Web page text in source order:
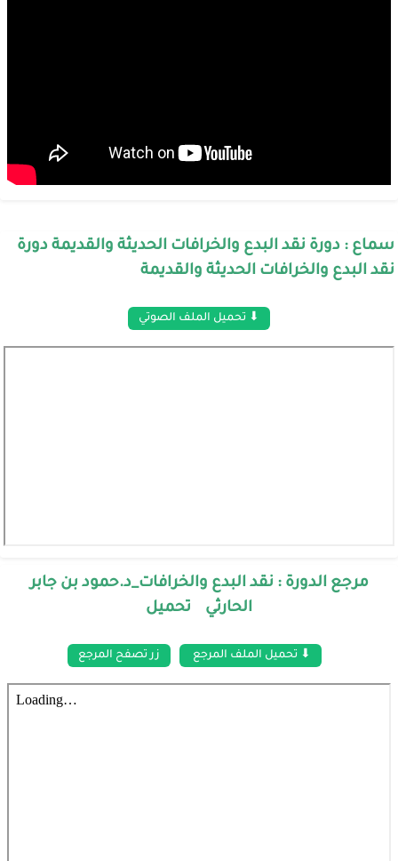
سماع : دورة نقد البدع والخرافات الحديثة والقديمة دورة
نقد البدع والخرافات الحديثة والقديمة
⬇ تحميل الملف الصوتي
مرجع الدورة : نقد البدع والخرافات_د.حمود بن جابر
الحارثي تحميل
⬇ تحميل الملف المرجع زر تصفح المرجع